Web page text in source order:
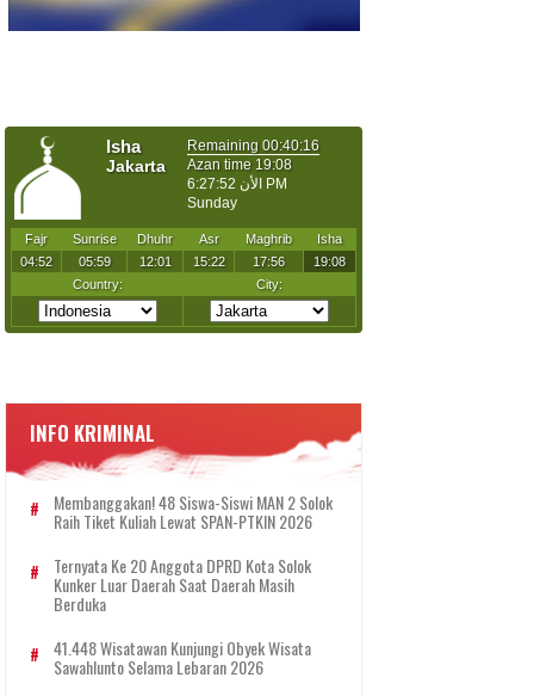
INFO KRIMINAL
Membanggakan! 48 Siswa-Siswi MAN 2 Solok
Raih Tiket Kuliah Lewat SPAN-PTKIN 2026
Ternyata Ke 20 Anggota DPRD Kota Solok
Kunker Luar Daerah Saat Daerah Masih
Berduka
41.448 Wisatawan Kunjungi Obyek Wisata
Sawahlunto Selama Lebaran 2026